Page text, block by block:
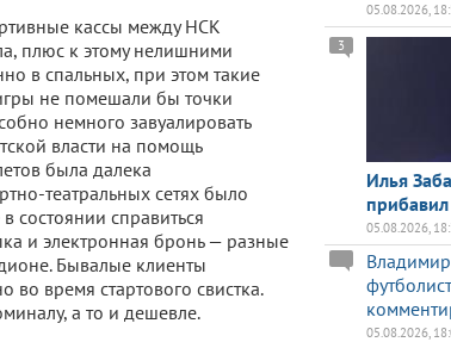
кассы между НСК
плюс к этому нелишними
в спальных, при этом такие
не помешали бы точки
немного завуалировать
власти на помощь
была далека
театральных сетях было
состоянии справиться
и электронная бронь — разные
Бывалые клиенты
во время стартового свистка.
а то и дешевле.
05.08.2026,
Илья
прибавил
3
05.08.2026,
05.08.2026,